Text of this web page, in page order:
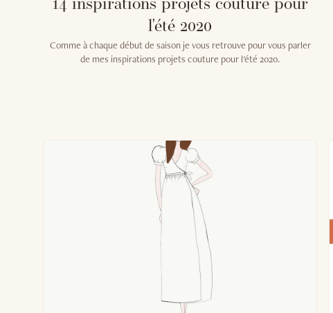
14 inspirations projets couture pour
l'été 2020
Comme à chaque début de saison je vous retrouve pour vous parler
de mes inspirations projets couture pour l'été 2020.